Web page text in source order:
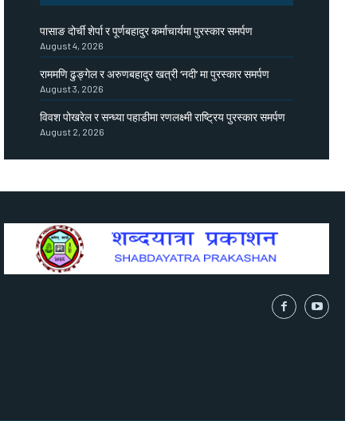
पासाङ दोर्ची शेर्पा र पूर्णबहादुर कर्माचार्यमा पुरस्कार समर्पण
August 4, 2026
राममणि ढुङ्गेल र अरुणबहादुर खत्री ‘नदी’ मा पुरस्कार समर्पण
August 3, 2026
विवश पोखरेल र सन्ध्या पहाडीमा रणलक्ष्मी राष्ट्रिय पुरस्कार समर्पण
August 2, 2026